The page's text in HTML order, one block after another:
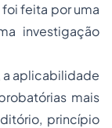
feita por uma
investigação
a aplicabilidade
mais
princípio